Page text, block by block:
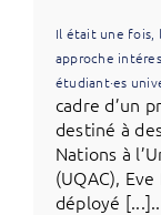
Il était une fois,
approche
étudiant·es
cadre d’un
destiné à
Nations à
(UQAC),
déployé